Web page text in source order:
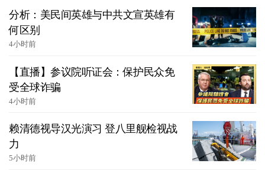
分析：美民间英雄与中共文宣英雄有
何区别
4小时前
【直播】参议院听证会：保护民众免
受全球诈骗
4小时前
赖清德视导汉光演习 登八里舰检视战
力
5小时前